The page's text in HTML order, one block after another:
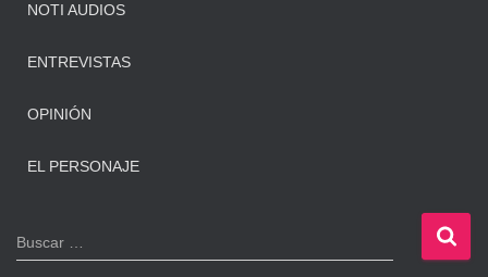
NOTI AUDIOS
ENTREVISTAS
OPINIÓN
EL PERSONAJE
B
u
Buscar …